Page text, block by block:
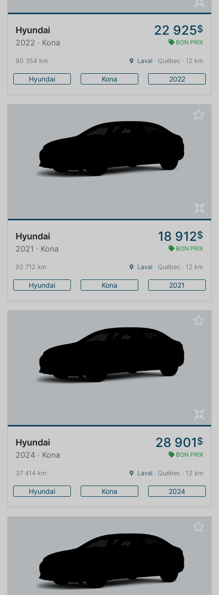
Hyundai 22 925$
2022 · Kona BON PRIX
90 354 km Laval · Québec · 12 km
Hyundai Kona 2022
Hyundai 18 912$
2021 · Kona BON PRIX
92 712 km Laval · Québec · 12 km
Hyundai Kona 2021
Hyundai 28 901$
2024 · Kona BON PRIX
37 414 km Laval · Québec · 12 km
Hyundai Kona 2024